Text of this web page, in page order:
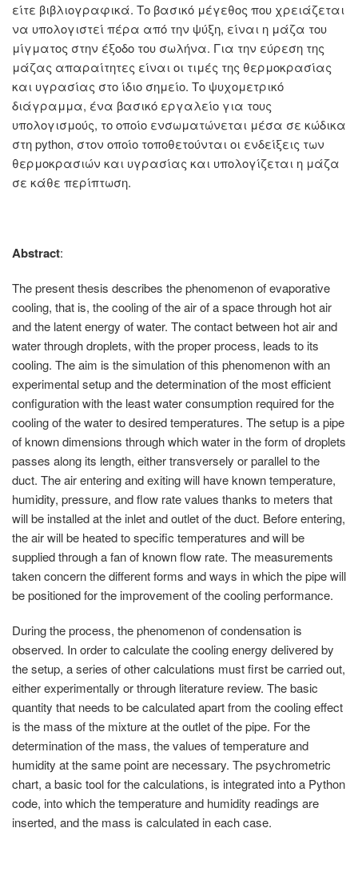
είτε βιβλιογραφικά. Το βασικό μέγεθος που χρειάζεται
να υπολογιστεί πέρα από την ψύξη, είναι η μάζα του
μίγματος στην έξοδο του σωλήνα. Για την εύρεση της
μάζας απαραίτητες είναι οι τιμές της θερμοκρασίας
και υγρασίας στο ίδιο σημείο. Το ψυχομετρικό
διάγραμμα, ένα βασικό εργαλείο για τους
υπολογισμούς, το οποίο ενσωματώνεται μέσα σε κώδικα
στη python, στον οποίο τοποθετούνται οι ενδείξεις των
θερμοκρασιών και υγρασίας και υπολογίζεται η μάζα
σε κάθε περίπτωση.
Abstract:
The present thesis describes the phenomenon of evaporative
cooling, that is, the cooling of the air of a space through hot air
and the latent energy of water. The contact between hot air and
water through droplets, with the proper process, leads to its
cooling. The aim is the simulation of this phenomenon with an
experimental setup and the determination of the most efficient
configuration with the least water consumption required for the
cooling of the water to desired temperatures. The setup is a pipe
of known dimensions through which water in the form of droplets
passes along its length, either transversely or parallel to the
duct. The air entering and exiting will have known temperature,
humidity, pressure, and flow rate values thanks to meters that
will be installed at the inlet and outlet of the duct. Before entering,
the air will be heated to specific temperatures and will be
supplied through a fan of known flow rate. The measurements
taken concern the different forms and ways in which the pipe will
be positioned for the improvement of the cooling performance.
During the process, the phenomenon of condensation is
observed. In order to calculate the cooling energy delivered by
the setup, a series of other calculations must first be carried out,
either experimentally or through literature review. The basic
quantity that needs to be calculated apart from the cooling effect
is the mass of the mixture at the outlet of the pipe. For the
determination of the mass, the values of temperature and
humidity at the same point are necessary. The psychrometric
chart, a basic tool for the calculations, is integrated into a Python
code, into which the temperature and humidity readings are
inserted, and the mass is calculated in each case.